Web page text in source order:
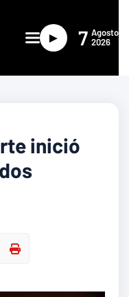
► 7 Agosto
2026
inició